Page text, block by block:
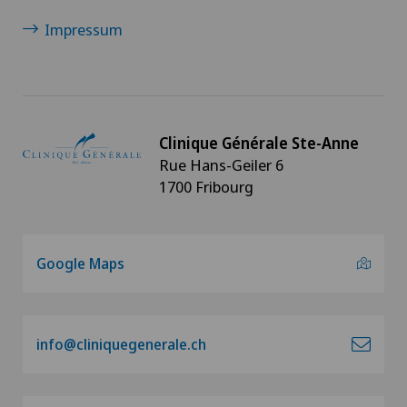
Densitométrie
Dermatologie & Vénéréologie
Gynécologie
Impressum
Clinique Générale Ste-Anne
Rue Hans-Geiler 6
1700 Fribourg
Google Maps
info@cliniquegenerale.ch